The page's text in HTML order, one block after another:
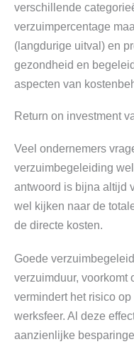
verschillende
verzuimpercentage
(langdurige uitval) en
gezondheid en
aspecten van
Return on investment
Veel ondernemers
verzuimbegeleiding
antwoord is bijna altijd
wel kijken naar de
de directe kosten.
Goede
verzuimduur, voorkomt
vermindert het risico
werksfeer. Al deze
aanzienlijke